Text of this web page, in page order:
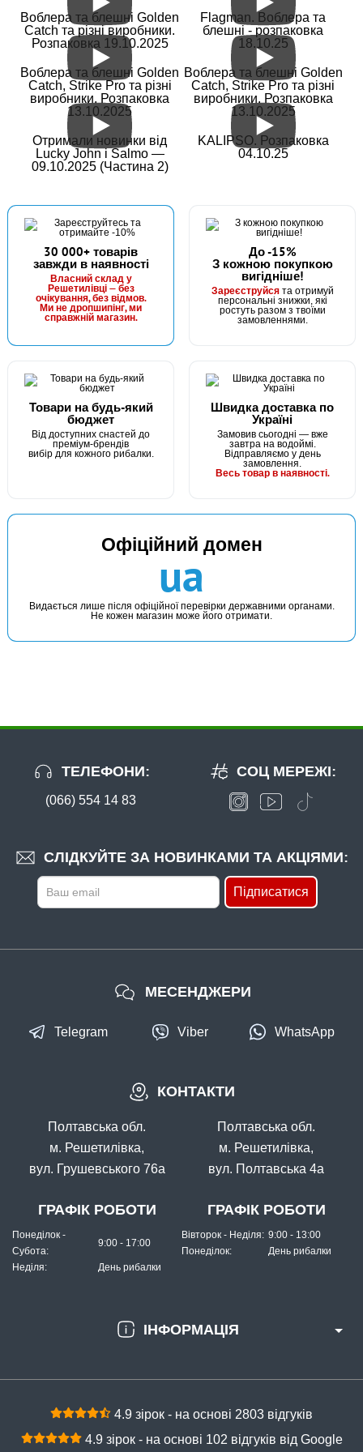
#3150031
Маг: 0 шт Базар: 25 шт Склад: 480 шт
12 грн 24 шт.
КУПИТИ
Годівниця-грашка 25g з доп.пружиною
#3150032
В наявності
Базар: 13 шт Склад: 420 шт
13 грн 13 шт.
КУПИТИ
Рибальська годівниця "Груша" не фарбована 30г
Маг: 20 шт
КУПИТИ
Маг: 39 шт Базар: 8 шт Склад: 330 шт
16 грн
#2010000003770
Базар: 10 шт Склад: 390 шт
15 грн 413 шт.
КУПИТИ
Годівниця-грашка 50g з доп.пружиною
Воблера та блешні Golden
Catch та різні виробники.
Розпаковка 19.10.2025
Flagman. Воблера та
блешні - розпаковка
18.10.25
Воблера та блешні Golden
Catch, Strike Pro та різні
виробники. Розпаковка
13.10.2025
Воблера та блешні Golden
Catch, Strike Pro та різні
виробники. Розпаковка
13.10.2025
Отримали новинки від
Lucky John і Salmo —
09.10.2025 (Частина 2)
KALIPSO. Розпаковка
04.10.25
30 000+ товарів
завжди в наявності
Власний склад у
Решетилівці — без
очікування, без відмов.
Ми не дропшипінг, ми
справжній магазин.
До -15%
З кожною покупкою
вигідніше!
Зареєструйсята отримуй
персональні знижки, які
ростуть разом з твоїми
замовленнями.
Товари на будь-який
бюджет
Від доступних снастей до
преміум-брендів
вибір для кожного рибалки.
Швидка доставка по
Україні
Замовив сьогодні — вже
завтра на водоймі.
Відправляємо у день
замовлення.
Весь товар в наявності.
Офіційний домен
ua
Видається лише після офіційної перевірки державними органами.
Не кожен магазин може його отримати.
ТЕЛЕФОНИ:
(066) 554 14 83
СЛІДКУЙТЕ ЗА НОВИНКАМИ ТА АКЦІЯМИ:
Підписатися
СОЦ МЕРЕЖІ:
ІНФОРМАЦІЯ
КОНТАКТИ
Полтавська обл.
м. Решетилівка,
вул. Грушевського 76а
ГРАФІК РОБОТИ
Понеділок -
Субота:
9:00 - 17:00
Неділя: День рибалки
Полтавська обл.
м. Решетилівка,
вул. Полтавська 4а
ГРАФІК РОБОТИ
Вівторок - Неділя: 9:00 - 13:00
Понеділок:
День рибалки
МЕСЕНДЖЕРИ
Telegram Viber WhatsApp
4.9 зірок - на основі 2803 відгуків
4.9 зірок - на основі 102 відгуків від Google